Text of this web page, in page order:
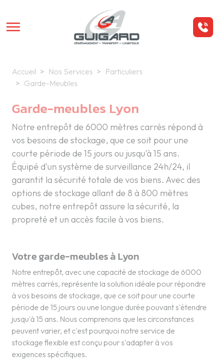
Accueil Nos Services
Particuliers
Garde-Meubles
Garde-meubles Lyon
Notre entrepôt de 6000 mètres carrés répond à
vos besoins de stockage, que ce soit pour une
courte période de 15 jours ou jusqu'à 15 ans.
Équipé d'un système de surveillance 24h/24, il
garantit la sécurité totale de vos biens. Avec des
options de stockage allant de 8 à 800 mètres
cubes, notre entrepôt assure la sécurité, la
propreté et un accès facile à vos biens.
Votre garde-meubles à Lyon
Notre entrepôt, avec une capacité de stockage de 6000
mètres carrés, représente la solution idéale pour répondre
à vos besoins de stockage, que ce soit pour une courte
période de 15 jours ou une longue durée pouvant s'étendre
jusqu'à 15 ans. Nous comprenons que les circonstances
peuvent varier, et c'est pourquoi notre service de
stockage flexible est conçu pour s'adapter à vos
exigences spécifiques.